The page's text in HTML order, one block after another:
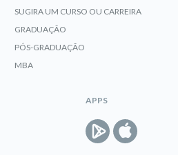
SUGIRA UM CURSO OU CARREIRA
GRADUAÇÃO
PÓS-GRADUAÇÃO
MBA
APPS